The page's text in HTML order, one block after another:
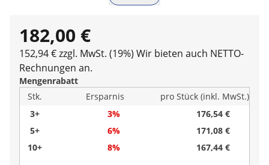
182,00 €
152,94 € zzgl. MwSt. (19%) Wir bieten auch NETTO-
Rechnungen an.
Mengenrabatt
Stk.
Ersparnis
pro Stück (inkl. MwSt.)
3+
3%
176,54 €
5+
6%
171,08 €
10+
8% 167,44 €